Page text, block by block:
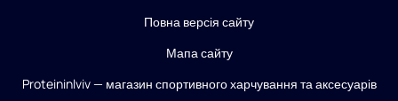
Повна версія сайту
Мапа сайту
Proteininlviv — магазин спортивного харчування та аксесуарів